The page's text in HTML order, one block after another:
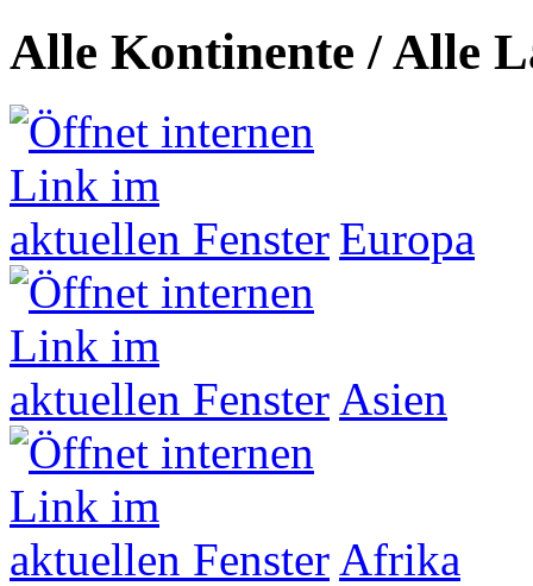
Alle Kontinente / Alle
Europa
Asien
Afrika